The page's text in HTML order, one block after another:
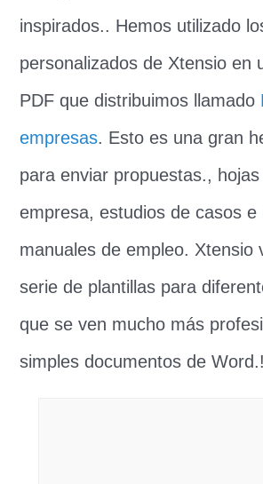
inspirados.. Hemos utilizado
personalizados de Xtensio en
PDF que distribuimos llamado
empresas. Esto es una gran
para enviar propuestas.,
empresa, estudios de casos e
manuales de empleo. Xtensio
serie de plantillas para
que se ven mucho más
simples documentos de Word.!